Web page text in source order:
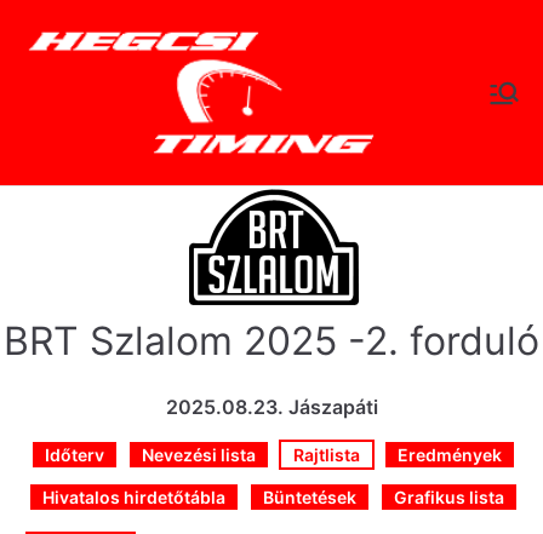
hegc
sitimi
Időtlen Idők
BRT Szlalom 2025 -2. forduló
2025.08.23. Jászapáti
Időterv Nevezési lista Rajtlista Eredmények
Hivatalos hirdetőtábla Büntetések Grafikus lista